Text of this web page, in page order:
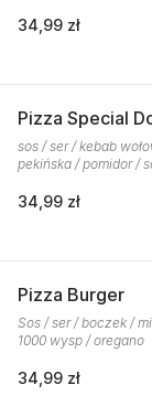
34,99 zł
Pizza Special
sos / ser / kebab
pekińska / pomidor /
34,99 zł
Pizza Burger
Sos / ser / boczek /
1000 wysp / oregano
34,99 zł